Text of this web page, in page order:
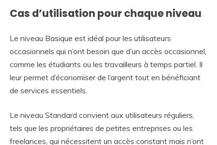
Cas d’utilisation pour chaque niveau
Le niveau Basique est idéal pour les utilisateurs
occasionnels qui n’ont besoin que d’un accès occasionnel,
comme les étudiants ou les travailleurs à temps partiel. Il
leur permet d’économiser de l’argent tout en bénéficiant
de services essentiels.
Le niveau Standard convient aux utilisateurs réguliers,
tels que les propriétaires de petites entreprises ou les
freelances, qui nécessitent un accès constant mais n’ont